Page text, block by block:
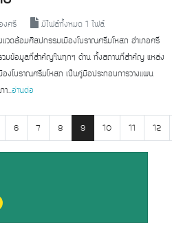
งศรี
มีไฟล์ทั้งหมด 1 ไฟล์
แวดล้อมศิลปกรรมเมืองโบราณศรีมโหสถ อำเภอศรี
วมข้อมูลที่สำคัญในทุกๆ ด้าน ทั้งสถานที่สำคัญ แหล่ง
งโบราณศรีมโหสถ เป็นคู่มือประกอบการวางแผน
...อ่านต่อ
6 7 8 9 10 11 12